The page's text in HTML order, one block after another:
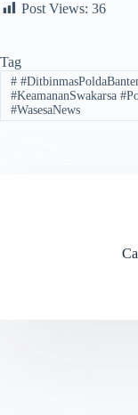
Post Views: 36
Tag
#
#KeamananSwakarsa
#WasesaNews